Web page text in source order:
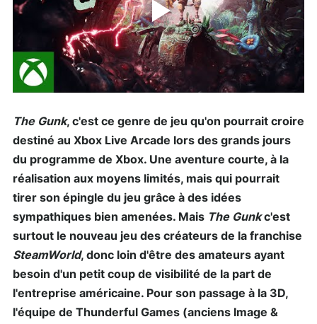
The Gunk, c'est ce genre de jeu qu'on pourrait croire
destiné au Xbox Live Arcade lors des grands jours
du programme de Xbox. Une aventure courte, à la
réalisation aux moyens limités, mais qui pourrait
tirer son épingle du jeu grâce à des idées
sympathiques bien amenées. Mais The Gunkc'est
surtout le nouveau jeu des créateurs de la franchise
SteamWorld, donc loin d'être des amateurs ayant
besoin d'un petit coup de visibilité de la part de
l'entreprise américaine. Pour son passage à la 3D,
l'équipe de Thunderful Games (anciens Image &